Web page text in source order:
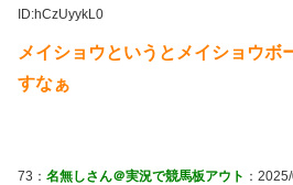
ID:hCzUyykL0
メイショウというとメイショウボ
すなぁ
73： 名無しさん＠実況で競馬板アウト ：